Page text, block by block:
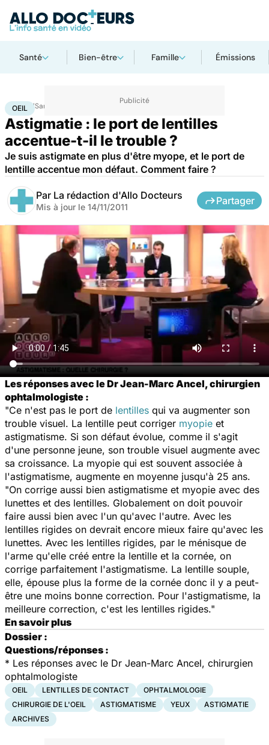
Santé Bien-être Famille Émissions
AccueilSanté
OEIL
Astigmatie : le port de lentilles
accentue-t-il le trouble ?
Je suis astigmate en plus d'être myope, et le port de
lentille accentue mon défaut. Comment faire ?
Par La rédaction d'Allo Docteurs
Mis à jour le 14/11/2011
Partager
Les réponses avec le Dr Jean-Marc Ancel, chirurgien
ophtalmologiste :
"Ce n'est pas le port de lentilles qui va augmenter son
trouble visuel. La lentille peut corriger myopie et
astigmatisme. Si son défaut évolue, comme il s'agit
d'une personne jeune, son trouble visuel augmente avec
sa croissance. La myopie qui est souvent associée à
l'astigmatisme, augmente en moyenne jusqu'à 25 ans.
"On corrige aussi bien astigmatisme et myopie avec des
lunettes et des lentilles. Globalement on doit pouvoir
faire aussi bien avec l'un qu'avec l'autre. Avec les
lentilles rigides on devrait encore mieux faire qu'avec les
lunettes. Avec les lentilles rigides, par le ménisque de
l'arme qu'elle créé entre la lentille et la cornée, on
corrige parfaitement l'astigmatisme. La lentille souple,
elle, épouse plus la forme de la cornée donc il y a peut-
être une moins bonne correction. Pour l'astigmatisme, la
meilleure correction, c'est les lentilles rigides."
En savoir plus
Dossier :
Questions/réponses :
* Les réponses avec le Dr Jean-Marc Ancel, chirurgien
ophtalmologiste
OEIL LENTILLES DE CONTACT
OPHTALMOLOGIE
CHIRURGIE DE L'OEIL
ASTIGMATISME YEUX
ASTIGMATIE
ARCHIVES